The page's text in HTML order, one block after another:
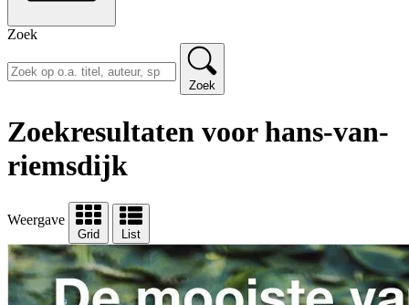
Zoek
Zoek
Zoekresultaten voor hans-van-
riemsdijk
Weergave
Grid List